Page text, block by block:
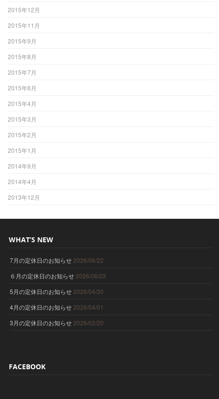
2015年12月
2015年11月
2015年9月
2015年8月
2015年7月
2015年6月
2015年4月
2015年3月
2015年2月
2015年1月
2014年9月
2014年4月
2013年12月
WHAT’S NEW
7月の定休日のお知らせ 2026/06/22
６月の定休日のお知らせ 2026/06/03
5月の定休日のお知らせ 2026/04/30
4月の定休日のお知らせ 2026/04/01
3月の定休日のお知らせ 2026/02/20
FACEBOOK